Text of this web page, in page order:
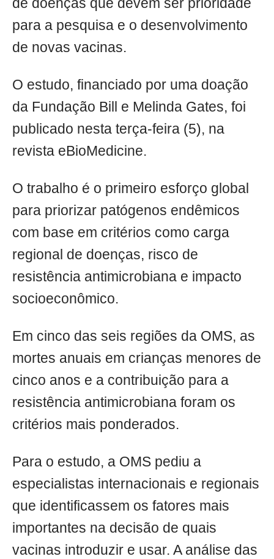
de doenças que devem ser prioridade
para a pesquisa e o desenvolvimento
de novas vacinas.
O estudo, financiado por uma doação
da Fundação Bill e Melinda Gates, foi
publicado nesta terça-feira (5), na
revista eBioMedicine.
O trabalho é o primeiro esforço global
para priorizar patógenos endêmicos
com base em critérios como carga
regional de doenças, risco de
resistência antimicrobiana e impacto
socioeconômico.
Em cinco das seis regiões da OMS, as
mortes anuais em crianças menores de
cinco anos e a contribuição para a
resistência antimicrobiana foram os
critérios mais ponderados.
Para o estudo, a OMS pediu a
especialistas internacionais e regionais
que identificassem os fatores mais
importantes na decisão de quais
vacinas introduzir e usar. A análise das